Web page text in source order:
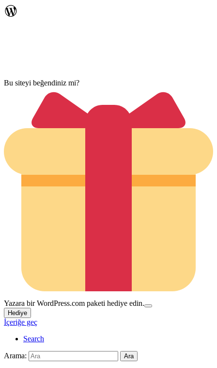
Bu siteyi beğendiniz mi?
Yazara bir WordPress.com paketi hediye edin.
Hediye
İçeriğe geç
Search
Arama: Ara